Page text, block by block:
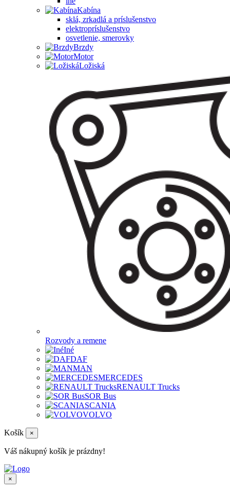
Kabína
sklá, zrkadlá a príslušenstvo
elektropríslušenstvo
osvetlenie, smerovky
Brzdy
Motor
Ložiská
Rozvody a remene
Iné
DAF
MAN
MERCEDES
RENAULT Trucks
SOR Bus
SCANIA
VOLVO
Košík ×
Váš nákupný košík je prázdny!
×